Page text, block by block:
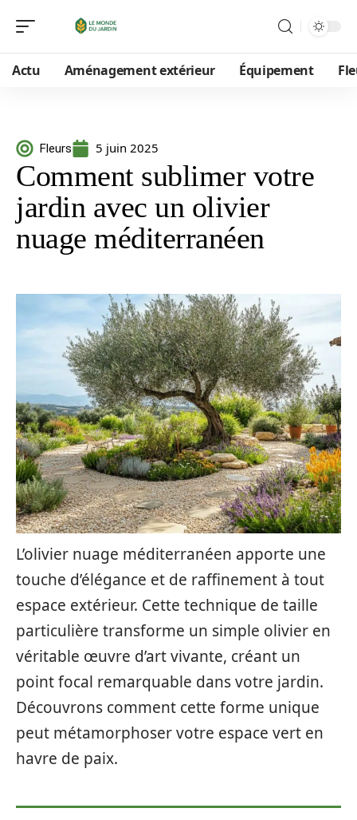
Actu Aménagement extérieur Équipement
Fleurs 5 juin 2025
Comment sublimer votre
jardin avec un olivier
nuage méditerranéen
L’olivier nuage méditerranéen apporte une
touche d’élégance et de raffinement à tout
espace extérieur. Cette technique de taille
particulière transforme un simple olivier en
véritable œuvre d’art vivante, créant un
point focal remarquable dans votre jardin.
Découvrons comment cette forme unique
peut métamorphoser votre espace vert en
havre de paix.